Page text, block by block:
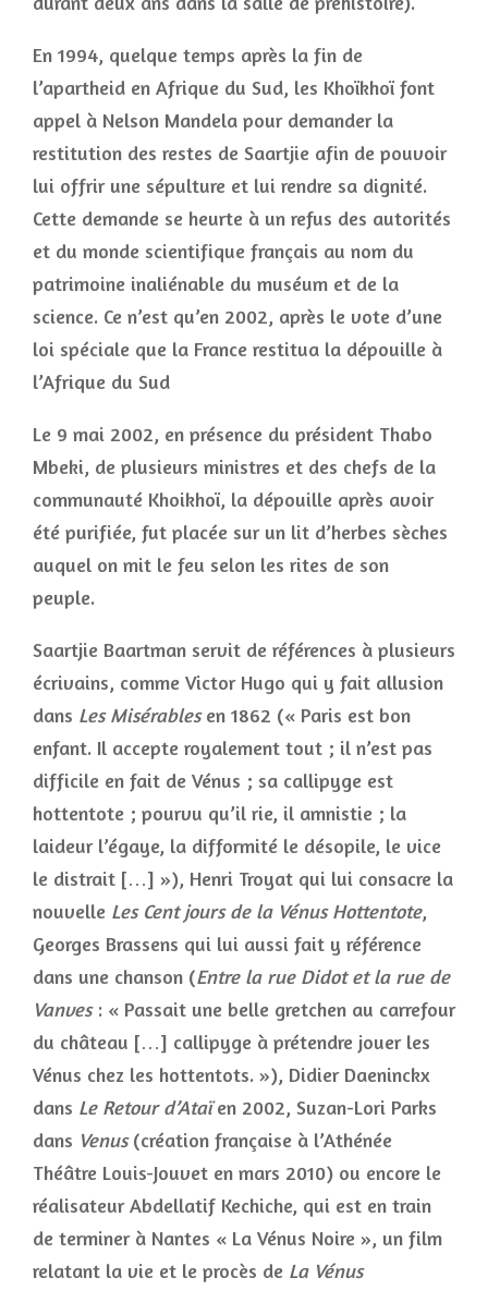
En 1994, quelque temps après la fin de
l’apartheid en Afrique du Sud, les Khoïkhoï font
appel à Nelson Mandela pour demander la
restitution des restes de Saartjie afin de pouvoir
lui offrir une sépulture et lui rendre sa dignité.
Cette demande se heurte à un refus des autorités
et du monde scientifique français au nom du
patrimoine inaliénable du muséum et de la
science. Ce n’est qu’en 2002, après le vote d’une
loi spéciale que la France restitua la dépouille à
l’Afrique du Sud
Le 9 mai 2002, en présence du président Thabo
Mbeki, de plusieurs ministres et des chefs de la
communauté Khoikhoï, la dépouille après avoir
été purifiée, fut placée sur un lit d’herbes sèches
auquel on mit le feu selon les rites de son
peuple.
Saartjie Baartman servit de références à plusieurs
écrivains, comme Victor Hugo qui y fait allusion
dans Les Misérablesen 1862 (« Paris est bon
enfant. Il accepte royalement tout ; il n’est pas
difficile en fait de Vénus ; sa callipyge est
hottentote ; pourvu qu’il rie, il amnistie ; la
laideur l’égaye, la difformité le désopile, le vice
le distrait […] »), Henri Troyat qui lui consacre la
nouvelle Les Cent jours de la Vénus Hottentote,
Georges Brassens qui lui aussi fait y référence
dans une chanson (Entre la rue Didot et la rue de
Vanves: « Passait une belle gretchen au carrefour
du château […] callipyge à prétendre jouer les
Vénus chez les hottentots. »), Didier Daeninckx
dans Le Retour d’Ataïen 2002, Suzan-Lori Parks
dans Venus(création française à l’Athénée
Théâtre Louis-Jouvet en mars 2010) ou encore le
réalisateur Abdellatif Kechiche, qui est en train
de terminer à Nantes « La Vénus Noire », un film
relatant la vie et le procès de La Vénus